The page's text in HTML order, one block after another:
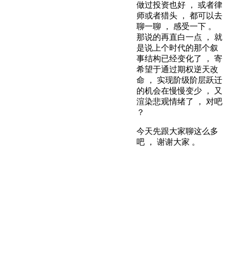
做过投资也好 ， 或者律
师或者猎头 ， 都可以去
聊一聊 ， 感受一下 。
那说的再直白一点 ， 就
是说上个时代的那个叙
事结构已经变化了 ， 寄
希望于通过期权逆天改
命 ， 实现阶级阶层跃迁
的机会在慢慢变少 ， 又
渲染悲观情绪了 ， 对吧
？
今天先跟大家聊这么多
吧 ， 谢谢大家 。